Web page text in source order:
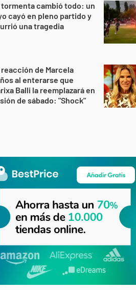
tormenta cambió todo: un
cayó en pleno partido y
una tragedia
reacción de Marcela
al enterarse que
Balli la reemplazará en
de sábado: "Shock"